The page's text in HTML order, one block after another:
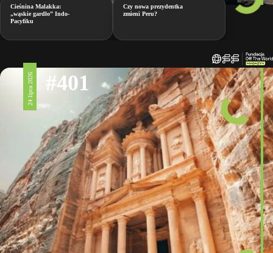
Cieśnina Malakka:
„wąskie gardło” Indo-
Pacyfiku
Czy nowa prezydentka
zmieni Peru?
24 lipca 2026 #401